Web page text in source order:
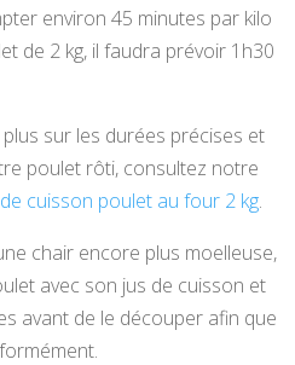
environ 45 minutes par kilo
de 2 kg, il faudra prévoir 1h30
sur les durées précises et
poulet rôti, consultez notre
cuisson poulet au four 2 kg.
chair encore plus moelleuse,
avec son jus de cuisson et
avant de le découper afin que